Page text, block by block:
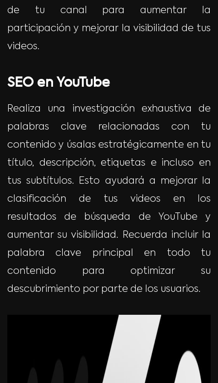
de tu canal para aumentar la
participación y mejorar la visibilidad de tus
videos.
SEO en YouTube
Realiza una investigación exhaustiva de
palabras clave relacionadas con tu
contenido y úsalas estratégicamente en tu
título, descripción, etiquetas e incluso en
tus subtítulos. Esto ayudará a mejorar la
clasificación de tus videos en los
resultados de búsqueda de YouTube y
aumentar su visibilidad. Recuerda incluir la
palabra clave principal en todo tu
contenido para optimizar su
descubrimiento por parte de los usuarios.